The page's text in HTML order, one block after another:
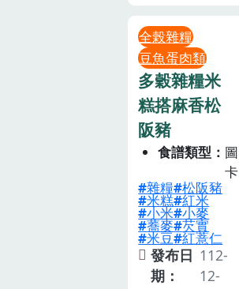
全榖雜糧
豆魚蛋肉類
多穀雜糧米
糕搭麻香松
阪豬
食譜類型
圖
卡
雜糧 松阪豬
米糕 紅米
小米 小麥
蕎麥 芡實
米豆 紅薏仁
發布日
期：
112-
12-